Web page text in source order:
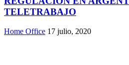
TELETRABAJO
Home Office 17 julio, 2020